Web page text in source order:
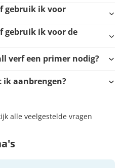
gebruik ik voor
gebruik ik voor de
verf een primer nodig?
ik aanbrengen?
alle veelgestelde vragen